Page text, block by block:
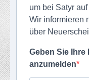
um bei Satyr
Wir informieren
über
Geben Sie Ihre
anzumelden